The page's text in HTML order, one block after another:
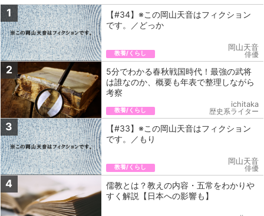
1
【#34】※この岡山天音はフィクション
です。／どっか
教養/くらし
岡山天音
俳優
2
5分でわかる春秋戦国時代！最強の武将
は誰なのか、概要も年表で整理しながら
考察
教養/くらし
ichitaka
歴史系ライター
3
【#33】※この岡山天音はフィクション
です。／もり
教養/くらし
岡山天音
俳優
4
儒教とは？教えの内容・五常をわかりや
すく解説【日本への影響も】